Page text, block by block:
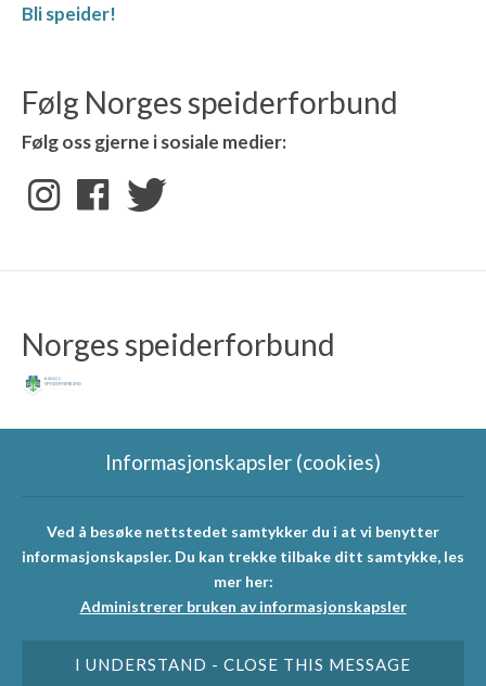
Bli speider!
Følg Norges speiderforbund
Følg oss gjerne i sosiale medier:
Norges speiderforbund
Speidergruppas
samarbeidspartnere
Informasjonskapsler (cookies)
Ved å besøke nettstedet samtykker du i at vi benytter
informasjonskapsler. Du kan trekke tilbake ditt samtykke, les
mer her:
Administrerer bruken av informasjonskapsler
I UNDERSTAND - CLOSE THIS MESSAGE